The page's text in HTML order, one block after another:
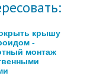
крышу
-
монтаж